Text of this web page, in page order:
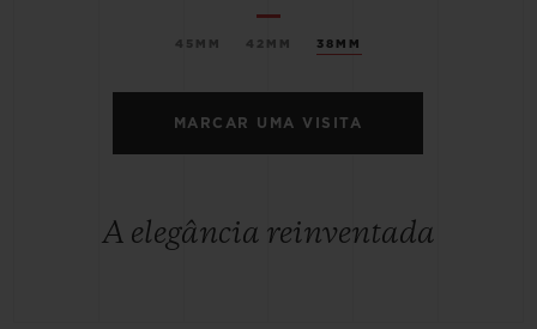
45MM 42MM 38MM
MARCAR UMA VISITA
A elegância reinventada